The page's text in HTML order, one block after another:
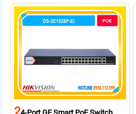
thông chuyển mạch đạt 68 Gbps
mạnh mẽ.
2